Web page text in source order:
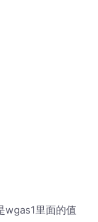
wgas1里面的值